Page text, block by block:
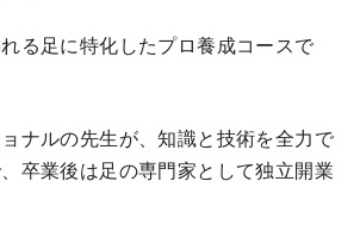
る足に特化したプロ養成コースで
ナルの先生が、知識と技術を全力で
卒業後は足の専門家として独立開業